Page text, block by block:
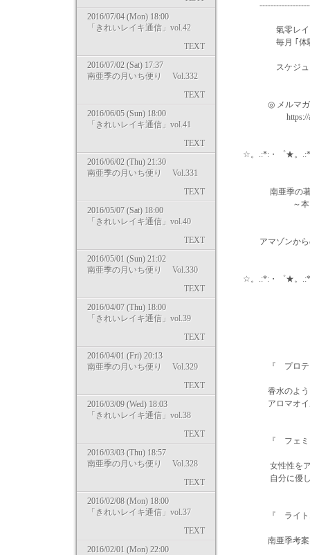
2016/07/04 (Mon) 18:00
「きれいレイキ通信」vol.42
TEXT
2016/07/02 (Sat) 17:37
南亜季の月いち便り Vol.332
TEXT
2016/06/05 (Sun) 18:00
「きれいレイキ通信」vol.41
TEXT
2016/06/02 (Thu) 21:30
南亜季の月いち便り Vol.331
TEXT
2016/05/07 (Sat) 18:00
「きれいレイキ通信」vol.40
TEXT
2016/05/01 (Sun) 21:02
南亜季の月いち便り Vol.330
TEXT
2016/04/07 (Thu) 18:00
「きれいレイキ通信」vol.39
TEXT
2016/04/01 (Fri) 20:13
南亜季の月いち便り Vol.329
TEXT
2016/03/09 (Wed) 18:03
「きれいレイキ通信」vol.38
TEXT
2016/03/03 (Thu) 18:57
南亜季の月いち便り Vol.328
TEXT
2016/02/08 (Mon) 18:00
「きれいレイキ通信」vol.37
TEXT
2016/02/01 (Mon) 22:00
氣零レイキヒ
毎月 ｢体験レッ
スケジュール
◎ メルマガ「き
https://
☆。.:*:・゜★。
南亜季の著書
～本当の魅力
アマゾンからの
☆。.:*:・゜★。
『 プロテクシ
香水のように、
アロマオイルで
『 フェミニン
女性性をアッ
自分に優しく
『 ライトエネ
南亜季考案・